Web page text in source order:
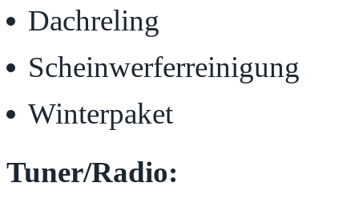
Dachreling
Scheinwerferreinigung
Winterpaket
Tuner/Radio: